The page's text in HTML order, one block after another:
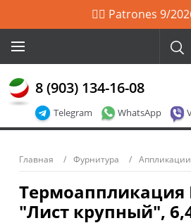
🙋‍♀️ Patrones 9/
Telegram WhatsApp
8 (903) 134-16-08
Главная Фурнитура Аппликации
Термоаппликация
"Лист крупный",